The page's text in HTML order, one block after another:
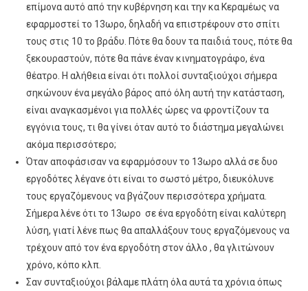
επίμονα αυτό από την κυβέρνηση και την κα Κεραμέως να
εφαρμοστεί το 13ωρο, δηλαδή να επιστρέφουν στο σπίτι
τους στις 10 το βράδυ. Πότε θα δουν τα παιδιά τους, πότε θα
ξεκουραστούν, πότε θα πάνε έναν κινηματογράφο, ένα
θέατρο. Η αλήθεια είναι ότι πολλοί συνταξιούχοι σήμερα
σηκώνουν ένα μεγάλο βάρος από όλη αυτή την κατάσταση,
είναι αναγκασμένοι για πολλές ώρες να φροντίζουν τα
εγγόνια τους, τι θα γίνει όταν αυτό το διάστημα μεγαλώνει
ακόμα περισσότερο;
Όταν αποφάσισαν να εφαρμόσουν το 13ωρο αλλά σε δυο
εργοδότες λέγανε ότι είναι το σωστό μέτρο, διευκόλυνε
τους εργαζόμενους να βγάζουν περισσότερα χρήματα.
Σήμερα λένε ότι το 13ωρο σε ένα εργοδότη είναι καλύτερη
λύση, γιατί λένε πως θα απαλλάξουν τους εργαζόμενους να
τρέχουν από τον ένα εργοδότη στον άλλο , θα γλιτώνουν
χρόνο, κόπο κλπ.
Σαν συνταξιούχοι βάλαμε πλάτη όλα αυτά τα χρόνια όπως